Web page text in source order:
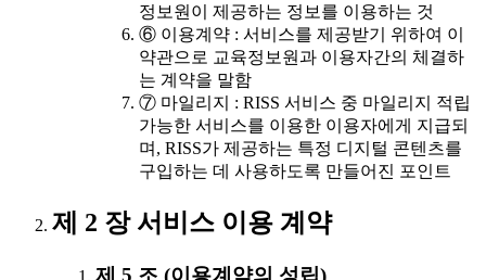
정보원이 제공하는 정보를 이용하는 것
⑥ 이용계약 : 서비스를 제공받기 위하여 이
약관으로 교육정보원과 이용자간의 체결하
는 계약을 말함
⑦ 마일리지 : RISS 서비스 중 마일리지 적립
가능한 서비스를 이용한 이용자에게 지급되
며, RISS가 제공하는 특정 디지털 콘텐츠를
구입하는 데 사용하도록 만들어진 포인트
제 2 장 서비스 이용 계약
제 5 조 (이용계약의 성립)